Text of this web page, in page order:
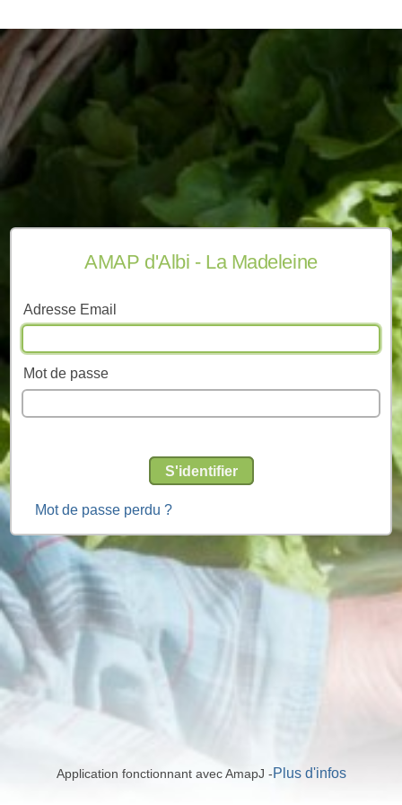
AMAP d'Albi - La Madeleine
Adresse Email
Mot de passe
S'identifier
Mot de passe perdu ?
Application fonctionnant avec AmapJ -Plus d'infos